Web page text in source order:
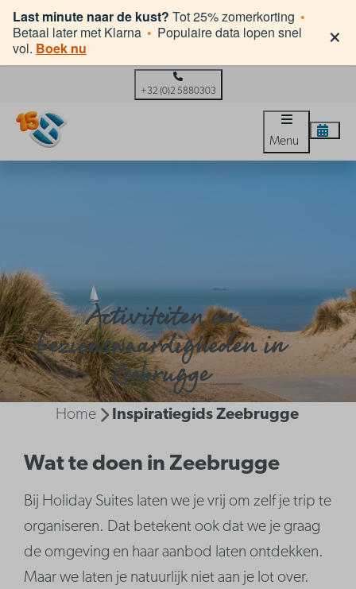
Last minute naar de kust? Tot 25% zomerkorting •
Betaal later met Klarna • Populaire data lopen snel
vol. Boek nu ×
+32 (0)2 5880303
Menu
Activiteiten en
bezienswaardigheden in
Zeebrugge
Home Inspiratiegids Zeebrugge
Wat te doen in Zeebrugge
Bij Holiday Suites laten we je vrij om zelf je trip te
organiseren. Dat betekent ook dat we je graag
de omgeving en haar aanbod laten ontdekken.
Maar we laten je natuurlijk niet aan je lot over.